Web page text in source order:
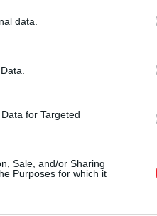
data.
for Targeted
Sale, and/or Sharing
Purposes for which it
többnyire
udvara jut
olyan királyi
a rossz fogak és